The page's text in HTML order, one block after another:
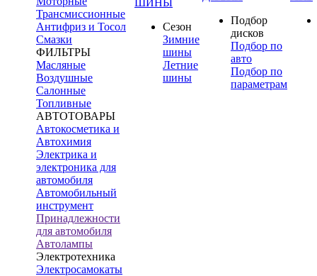
Трансмиссионные
Антифриз и Тосол
Смазки
ФИЛЬТРЫ
Масляные
Воздушные
Салонные
Топливные
АВТОТОВАРЫ
Автокосметика и
Автохимия
Электрика и
электроника для
автомобиля
Автомобильный
инструмент
Принадлежности
для автомобиля
Автолампы
Электротехника
Электросамокаты
Сезон
Зимние
шины
Летние
шины
Подбор
дисков
Подбор по
авто
Подбор по
параметрам